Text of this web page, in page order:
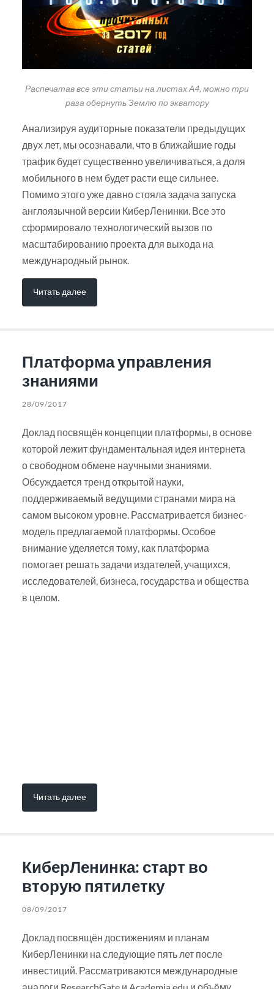
Распечатав все эти статьи на листах А4, можно три
раза обернуть Землю по экватору
Анализируя аудиторные показатели предыдущих
двух лет, мы осознавали, что в ближайшие годы
трафик будет существенно увеличиваться, а доля
мобильного в нем будет расти еще сильнее.
Помимо этого уже давно стояла задача запуска
англоязычной версии КиберЛенинки. Все это
сформировало технологический вызов по
масштабированию проекта для выхода на
международный рынок.
Читать далее
Платформа управления
знаниями
28/09/2017
Доклад посвящён концепции платформы, в основе
которой лежит фундаментальная идея интернета
о свободном обмене научными знаниями.
Обсуждается тренд открытой науки,
поддерживаемый ведущими странами мира на
самом высоком уровне. Рассматривается бизнес-
модель предлагаемой платформы. Особое
внимание уделяется тому, как платформа
помогает решать задачи издателей, учащихся,
исследователей, бизнеса, государства и общества
в целом.
Читать далее
КиберЛенинка: старт во
вторую пятилетку
08/09/2017
Доклад посвящён достижениям и планам
КиберЛенинки на следующие пять лет после
инвестиций. Рассматриваются международные